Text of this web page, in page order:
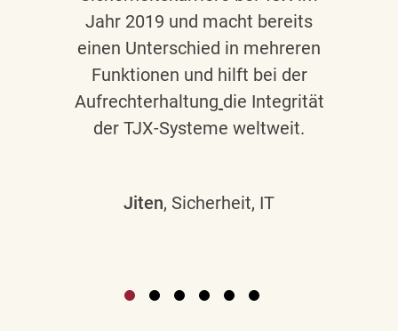
Jahr 2019 und macht bereits
einen Unterschied in mehreren
Funktionen und hilft bei der
Aufrechterhaltung die Integrität
der TJX-Systeme weltweit.
Jiten, Sicherheit, IT